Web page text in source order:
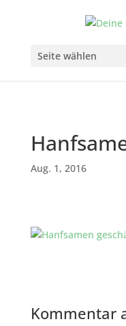
Seite wählen
Aug. 1, 2016
Kommentar